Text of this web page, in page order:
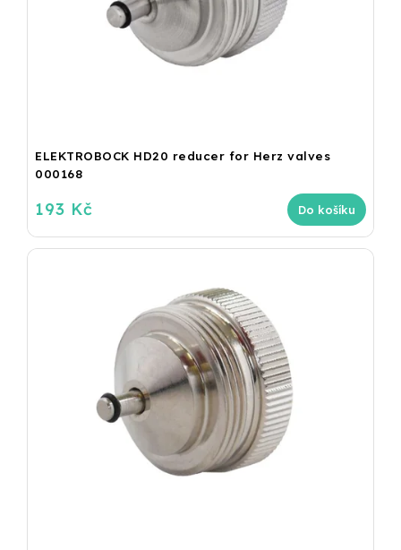
ELEKTROBOCK HD20 reducer for Herz valves
000168
193 Kč Do košíku